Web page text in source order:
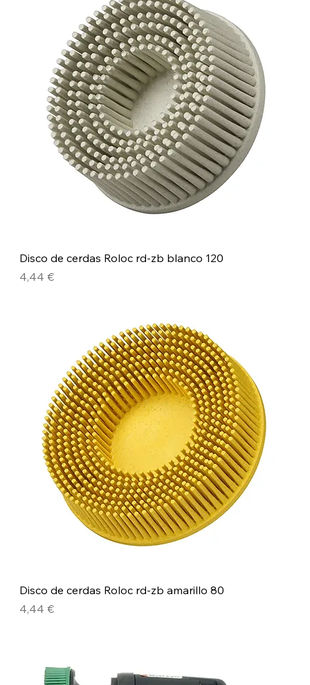
Disco de cerdas Roloc rd-zb blanco 120
Precio
4,44 €
Disco de cerdas Roloc rd-zb amarillo 80
Precio
4,44 €